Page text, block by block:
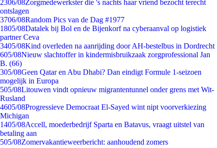
2306/08Zorgmedewerkster die 's nachts haar vriend bezocht terecht
ontslagen
3706/08Random Pics van de Dag #1977
1805/08Datalek bij Bol en de Bijenkorf na cyberaanval op logistiek
partner Ceva
3405/08Kind overleden na aanrijding door AH-bestelbus in Dordrecht
605/08Nieuw slachtoffer in kindermisbruikzaak zorgprofessional Jan
B. (66)
305/08Geen Qatar en Abu Dhabi? Dan eindigt Formule 1-seizoen
mogelijk in Europa
505/08Litouwen vindt opnieuw migrantentunnel onder grens met Wit-
Rusland
4605/08Progressieve Democraat El-Sayed wint nipt voorverkiezing
Michigan
1405/08Accell, moederbedrijf Sparta en Batavus, vraagt uitstel van
betaling aan
505/08Zomervakantieweerbericht: aanhoudend zomers